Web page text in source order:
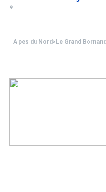
Alpes du Nord > Le Grand Bornand